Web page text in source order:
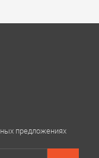
предложениях